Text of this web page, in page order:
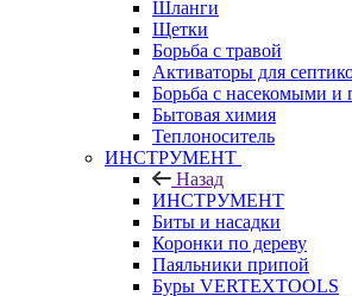
Шланги
Щетки
Борьба с травой
Активаторы для
Борьба с насекомыми и
Бытовая химия
Теплоноситель
ИНСТРУМЕНТ
Назад
ИНСТРУМЕНТ
Биты и насадки
Коронки по дереву
Паяльники припой
Буры VERTEXTOOLS